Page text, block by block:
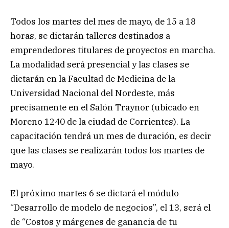
Todos los martes del mes de mayo, de 15 a 18
horas, se dictarán talleres destinados a
emprendedores titulares de proyectos en marcha.
La modalidad será presencial y las clases se
dictarán en la Facultad de Medicina de la
Universidad Nacional del Nordeste, más
precisamente en el Salón Traynor (ubicado en
Moreno 1240 de la ciudad de Corrientes). La
capacitación tendrá un mes de duración, es decir
que las clases se realizarán todos los martes de
mayo.
El próximo martes 6 se dictará el módulo
“Desarrollo de modelo de negocios”, el 13, será el
de “Costos y márgenes de ganancia de tu